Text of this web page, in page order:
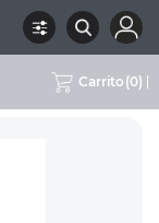
Carrito (0)
PARADOX